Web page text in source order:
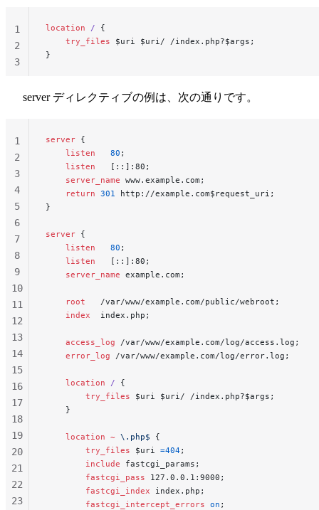
location / {
    try_files
$uri $uri/ /index.php?$args;
}
1
2
3
server ディレクティブの例は、次の通りです。
server {
    listen
  80
;
    listen
  [::]:80;
    server_name
www.example.com;
    return
301
http://example.com$request_uri;
}
server {
    listen
  80
;
    listen
  [::]:80;
    server_name
example.com;
    root
  /var/www/example.com/public/webroot;
    index
index.php;
    access_log
/var/www/example.com/log/access.log;
    error_log
/var/www/example.com/log/error.log;
    location
/ {
        try_files
$uri $uri/ /index.php?$args;
    }
    location
~ \.php$ {
        try_files
$uri =404;
        include
fastcgi_params;
        fastcgi_pass
127.0.0.1:9000;
        fastcgi_index
index.php;
        fastcgi_intercept_errors
on ;
1
2
3
4
5
6
7
8
9
10
11
12
13
14
15
16
17
18
19
20
21
22
23